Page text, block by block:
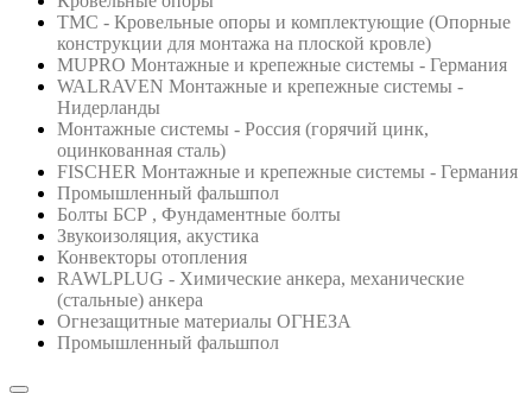
ТМС - Кровельные опоры и комплектующие (Опорные
конструкции для монтажа на плоской кровле)
MUPRO Монтажные и крепежные системы - Германия
WALRAVEN Монтажные и крепежные системы -
Нидерланды
Монтажные системы - Россия (горячий цинк,
оцинкованная сталь)
FISCHER Монтажные и крепежные системы - Германия
Промышленный фальшпол
Болты БСР , Фундаментные болты
Звукоизоляция, акустика
Конвекторы отопления
RAWLPLUG - Химические анкера, механические
(стальные) анкера
Огнезащитные материалы ОГНЕЗА
Промышленный фальшпол